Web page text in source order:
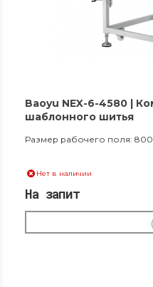
Baoyu NEX-6-4580 |
шаблонного шитья
Размер рабочего поля:
Нет в наличии
На запит